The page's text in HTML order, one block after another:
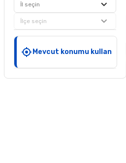
İl seçin
İlçe seçin
Mevcut konumu kullan